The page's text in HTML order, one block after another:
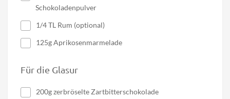
Schokoladenpulver
1/4 TL Rum (optional)
125g Aprikosenmarmelade
Für die Glasur
200g zerbröselte Zartbitterschokolade